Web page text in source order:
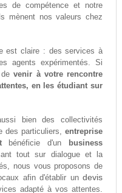
de compétence et notre
mènent nos valeurs chez
est claire : des services à
agents expérimentés. Si
devenir à votre rencontre
en les étudiant sur
bien des collectivités
des particuliers,entreprise
bénéficie d'un
business
tout sur dialogue et la
nous vous proposons de
afin d'établir undevis
adapté à vos attentes.